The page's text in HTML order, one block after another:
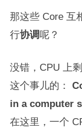
那这些 Core 互
行协调呢？
没错，CPU 上
这个事儿的：
in a computer
在这里，一个